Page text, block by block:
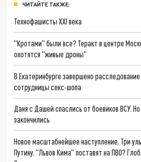
ЧИТАЙТЕ ТАКЖЕ:
Технофашисты XXI века
"Кротами" были все? Теракт в центре
охотятся "живые дроны"
В Екатеринбурге завершено
сотрудницы секс-шопа
Даня с Дашей спаслись от боевиков ВСУ.
закончились
Новое масштабнейшее наступление. Три
Путину. "Львов Кима" поставят на ПВО?